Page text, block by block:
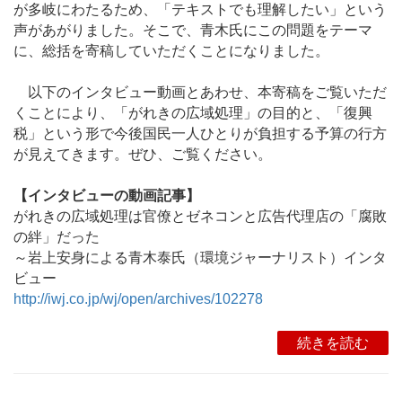
が多岐にわたるため、「テキストでも理解したい」という
声があがりました。そこで、青木氏にこの問題をテーマ
に、総括を寄稿していただくことになりました。
以下のインタビュー動画とあわせ、本寄稿をご覧いただ
くことにより、「がれきの広域処理」の目的と、「復興
税」という形で今後国民一人ひとりが負担する予算の行方
が見えてきます。ぜひ、ご覧ください。
【インタビューの動画記事】
がれきの広域処理は官僚とゼネコンと広告代理店の「腐敗
の絆」だった
～岩上安身による青木泰氏（環境ジャーナリスト）インタ
ビュー
http://iwj.co.jp/wj/open/archives/102278
続きを読む